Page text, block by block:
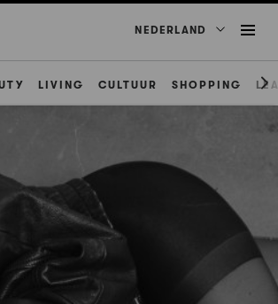
NEDERLAND
LIVING CULTUUR SHOPPING